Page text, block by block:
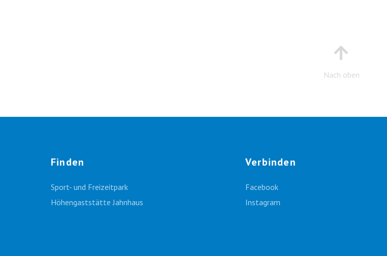
Nach oben
Finden
Sport- und Freizeitpark
Höhengaststätte Jahnhaus
Verbinden
Facebook
Instagram